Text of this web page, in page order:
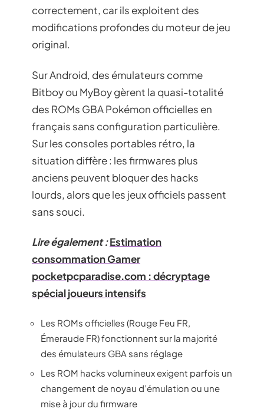
correctement, car ils exploitent des
modifications profondes du moteur de jeu
original.
Sur Android, des émulateurs comme
Bitboy ou MyBoy gèrent la quasi-totalité
des ROMs GBA Pokémon officielles en
français sans configuration particulière.
Sur les consoles portables rétro, la
situation diffère : les firmwares plus
anciens peuvent bloquer des hacks
lourds, alors que les jeux officiels passent
sans souci.
Lire également :Estimation
consommation Gamer
pocketpcparadise.com : décryptage
spécial joueurs intensifs
Les ROMs officielles (Rouge Feu FR,
Émeraude FR) fonctionnent sur la majorité
des émulateurs GBA sans réglage
Les ROM hacks volumineux exigent parfois un
changement de noyau d’émulation ou une
mise à jour du firmware